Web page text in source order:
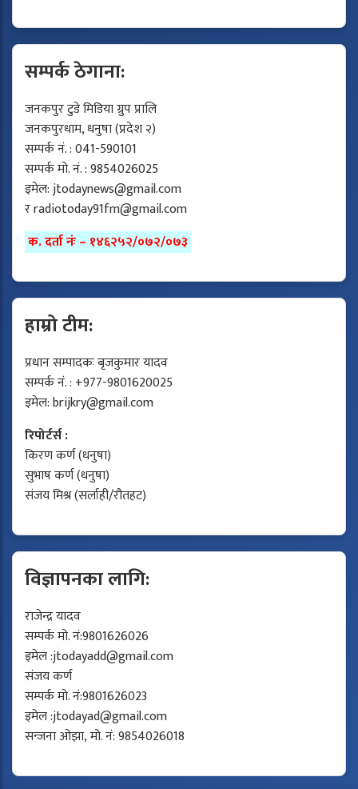
सम्पर्क ठेगाना:
जनकपुर टुडे मिडिया ग्रुप प्रालि
जनकपुरधाम, धनुषा (प्रदेश २)
सम्पर्क नं. : 041-590101
सम्पर्क मो. नं. : 9854026025
इमेल:jtodaynews@gmail.com
रradiotoday91fm@gmail.com
क. दर्ता नंः – १४६२५२/०७२/०७३
हाम्रो टीम:
प्रधान सम्पादकः बृजकुमार यादव
सम्पर्क नं. : +977-9801620025
इमेल:brijkry@gmail.com
रिपोर्टर्स :
किरण कर्ण (धनुषा)
सुभाष कर्ण (धनुषा)
संजय मिश्र (सर्लाही/रौतहट)
विज्ञापनका लागि:
राजेन्द्र यादव
सम्पर्क मो. नं:9801626026
इमेल :jtodayadd@gmail.com
संजय कर्ण
सम्पर्क मो. नं:9801626023
इमेल :jtodayad@gmail.com
सन्जना ओझा, मो. नं: 9854026018